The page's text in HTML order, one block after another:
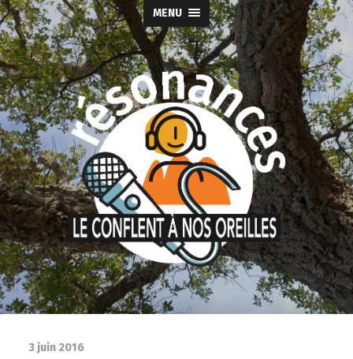
MENU
3 juin 2016